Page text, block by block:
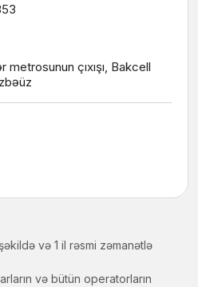
metrosunun çıxışı, Bakcell
və 1 il rəsmi zəmanətlə
və bütün operatorların